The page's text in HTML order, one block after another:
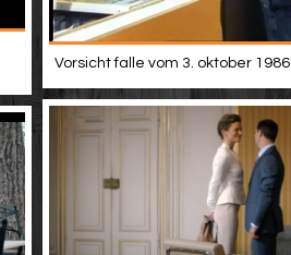
Vorsicht falle vom 3. oktober 1986